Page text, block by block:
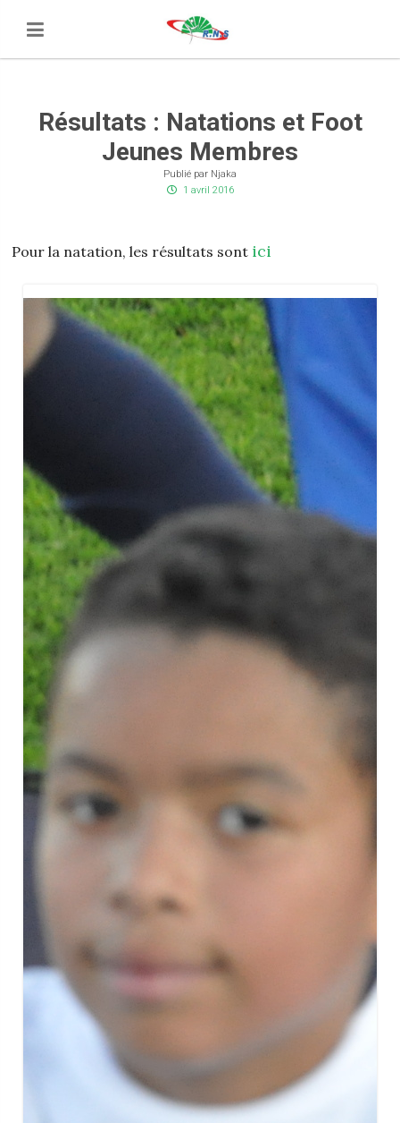
Résultats : Natations et Foot
Jeunes Membres
Publié par Njaka
1 avril 2016
Pour la natation, les résultats sont ici